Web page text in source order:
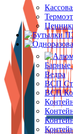
Барные
Ведра
ВСП
ВСП